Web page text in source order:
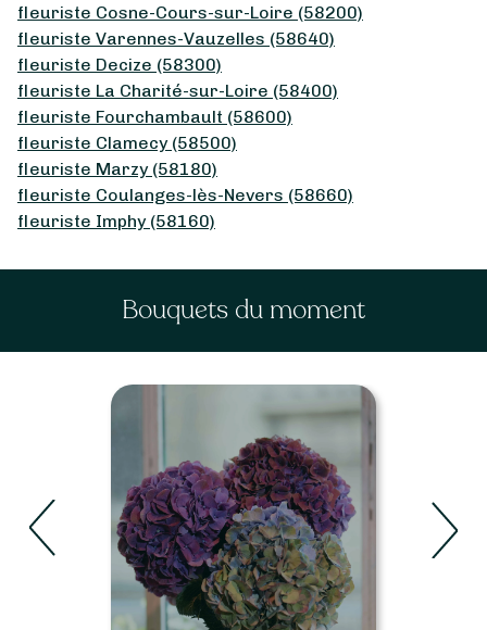
fleuriste Cosne-Cours-sur-Loire (58200)
fleuriste Varennes-Vauzelles (58640)
fleuriste Decize (58300)
fleuriste La Charité-sur-Loire (58400)
fleuriste Fourchambault (58600)
fleuriste Clamecy (58500)
fleuriste Marzy (58180)
fleuriste Coulanges-lès-Nevers (58660)
fleuriste Imphy (58160)
Bouquets du moment